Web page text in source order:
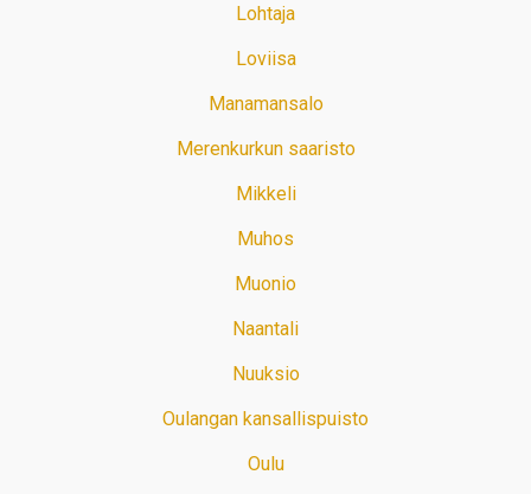
Lohtaja
Loviisa
Manamansalo
Merenkurkun saaristo
Mikkeli
Muhos
Muonio
Naantali
Nuuksio
Oulangan kansallispuisto
Oulu